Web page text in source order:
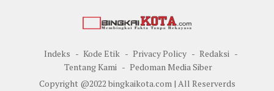
Indeks Kode Etik Privacy Policy
Redaksi
Tentang Kami
Pedoman Media Siber
Copyright @2022 bingkaikota.com | All Reserverds